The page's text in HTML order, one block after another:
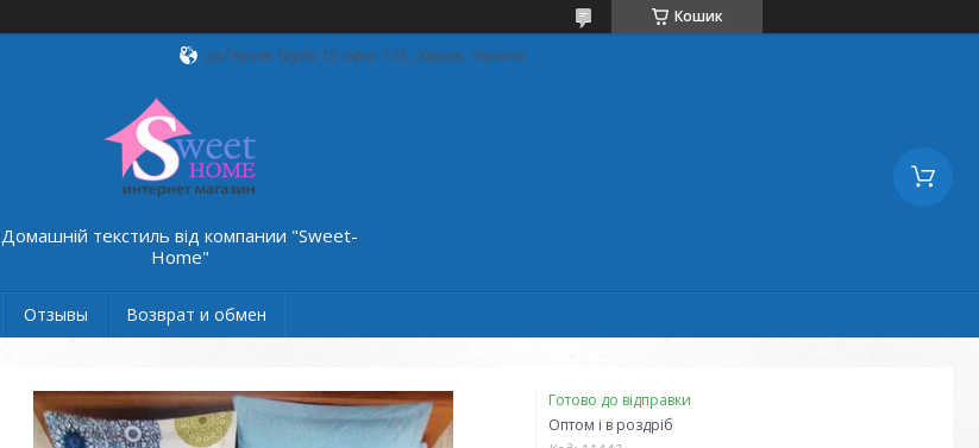
Кошик
ул.Героев Труда 15, офис 135., Харків, Україна
Домашній текстиль від компании "Sweet-
Home"
Отзывы Возврат и обмен
Готово до відправки
Оптом і в роздріб